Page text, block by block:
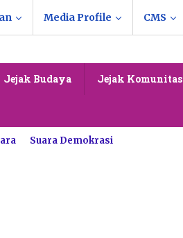
Media Profile CMS
Jejak Budaya Jejak Komunitas
Suara Demokrasi